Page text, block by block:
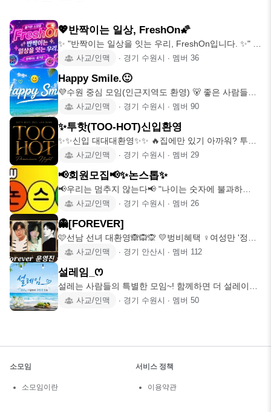
💖반짝이는 일상, FreshOn🌠
✨️ "반짝이는 일상을 잇는 우리, FreshOn입니다. ✨" 평
범한 오사교/인맥 ∙ 경기 수원시 ∙ 멤버 36
Happy Smile.🙂
💜수원 중심 모임(인근지역도 환영) 🐻 좋은 사람들이
함께하는 곳 🐻
사교/인맥 ∙ 경기 수원시 ∙ 멤버 90
✨투핫(TOO-HOT)신입환영
✨✨신입 대대대환영✨✨ 🔥집에만 있기 아까워? 투핫
으로와🔥 집에만 있
사교/인맥 ∙ 경기 수원시 ∙ 멤버 29
📢회원모집📢✨️논스톱✨️
📢우리는 멈추지 않는다📢 "나이는 숫자에 불과하
다!!!!" ❤️여행,캠
사교/인맥 ∙ 경기 수원시 ∙ 멤버 26
👻[FOREVER]
🩷선남 선녀 대환영🙈🙉🙊 💛벙비혜택 ♀️여성만 '정
모'에 한해
사교/인맥 ∙ 경기 안산시 ∙ 멤버 112
설레임_ꯁ
설레는 사람들의 특별한 모임~! 함께하면 더 설레이는
모임 같이 만들어
사교/인맥 ∙ 경기 수원시 ∙ 멤버 50
소모임
소모임이란
서비스 정책
이용약관